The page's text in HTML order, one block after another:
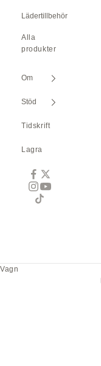
Lädertillbehör
Alla
produkter
Om
Stöd
Tidskrift
Lagra
Vagn